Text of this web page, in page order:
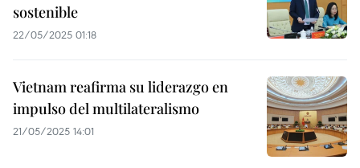
sostenible
22/05/2025 01:18
Vietnam reafirma su liderazgo en
impulso del multilateralismo
21/05/2025 14:01